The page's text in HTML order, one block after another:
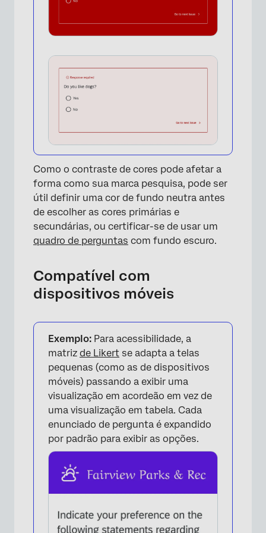
×
Como o contraste de cores pode afetar a
forma como sua marca pesquisa, pode ser
útil definir uma cor de fundo neutra antes
de escolher as cores primárias e
secundárias, ou certificar-se de usar um
quadro de perguntas com fundo escuro.
Compatível com
dispositivos móveis
Exemplo: Para acessibilidade, a
matriz de Likert se adapta a telas
pequenas (como as de dispositivos
móveis) passando a exibir uma
visualização em acordeão em vez de
uma visualização em tabela. Cada
enunciado de pergunta é expandido
por padrão para exibir as opções.